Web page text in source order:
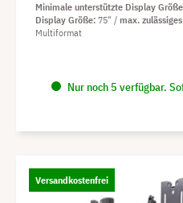
Nur noch 5 verfügbar.
Minimale unterstützte Display Größe
Display Größe 75" max.
Multiformat
Versandkostenfrei